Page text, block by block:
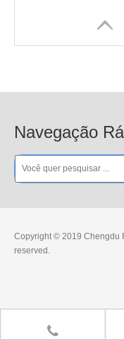
Navegação
Copyright © 2019 Chengdu
reserved.